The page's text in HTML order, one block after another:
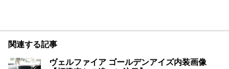
関連する記事
ヴェルファイア ゴールデンアイズ内装画像